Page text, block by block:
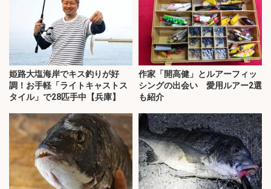
姫路大塩海岸でキス釣りが好
調！お手軽「ライトキャストス
タイル」で28匹手中【兵庫】
作家「開高健」とルアーフィッ
シングの出会い 愛用ルアー2選
も紹介